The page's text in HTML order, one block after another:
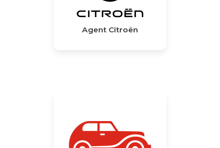
Agent Citroën